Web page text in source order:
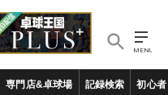
専門店&卓球場 記録検索 初心者